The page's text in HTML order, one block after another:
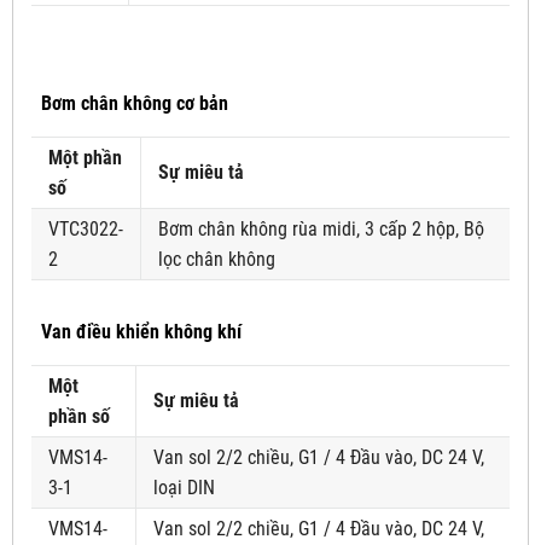
Bơm chân không cơ bản
Một phần
số
Sự miêu tả
VTC3022-
2
Bơm chân không rùa midi, 3 cấp 2 hộp, Bộ
lọc chân không
Van điều khiển không khí
Một
phần số
Sự miêu tả
VMS14-
3-1
Van sol 2/2 chiều, G1 / 4 Đầu vào, DC 24 V,
loại DIN
VMS14-
Van sol 2/2 chiều, G1 / 4 Đầu vào, DC 24 V,